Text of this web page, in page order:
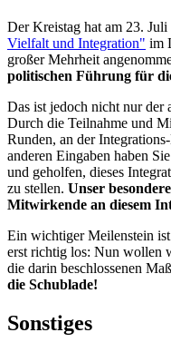
Der Kreistag hat am 23.
Vielfalt und Integration" im
großer Mehrheit
politischen Führung für
Das ist jedoch nicht nur der
Durch die Teilnahme und
Runden, an der
anderen Eingaben haben
und geholfen, dieses
zu stellen. Unser
Mitwirkende an diesem
Ein wichtiger Meilenstein
erst richtig los: Nun wollen
die darin beschlossenen
die Schublade!
Sonstiges